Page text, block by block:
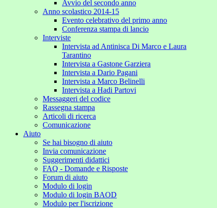
Avvio del secondo anno
Anno scolastico 2014-15
Evento celebrativo del primo anno
Conferenza stampa di lancio
Interviste
Intervista ad Antinisca Di Marco e Laura
Tarantino
Intervista a Gastone Garziera
Intervista a Dario Pagani
Intervista a Marco Belinelli
Intervista a Hadi Partovi
Messaggeri del codice
Rassegna stampa
Articoli di ricerca
Comunicazione
Aiuto
Se hai bisogno di aiuto
Invia comunicazione
Suggerimenti didattici
FAQ - Domande e Risposte
Forum di aiuto
Modulo di login
Modulo di login BAOD
Modulo per l'iscrizione